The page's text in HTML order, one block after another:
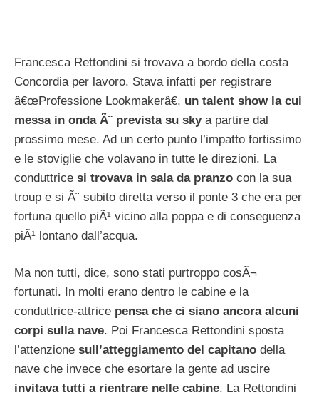
Francesca Rettondini si trovava a bordo della costa
Concordia per lavoro. Stava infatti per registrare
â€œProfessione Lookmakerâ€, un talent show la cui
messa in onda Ã¨ prevista su skya partire dal
prossimo mese. Ad un certo punto l’impatto fortissimo
e le stoviglie che volavano in tutte le direzioni. La
conduttrice si trovava in sala da pranzo con la sua
troup e si Ã¨ subito diretta verso il ponte 3 che era per
fortuna quello piÃ¹ vicino alla poppa e di conseguenza
piÃ¹ lontano dall’acqua.
Ma non tutti, dice, sono stati purtroppo cosÃ¬
fortunati. In molti erano dentro le cabine e la
conduttrice-attrice pensa che ci siano ancora alcuni
corpi sulla nave. Poi Francesca Rettondini sposta
l’attenzione sull’atteggiamento del capitano della
nave che invece che esortare la gente ad uscire
invitava tutti a rientrare nelle cabine. La Rettondini